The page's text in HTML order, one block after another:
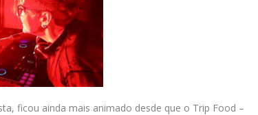
ficou ainda mais animado desde que o Trip Food –